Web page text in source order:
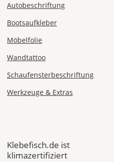
Autobeschriftung
Bootsaufkleber
Möbelfolie
Wandtattoo
Schaufensterbeschriftung
Werkzeuge & Extras
Klebefisch.de ist
klimazertifiziert